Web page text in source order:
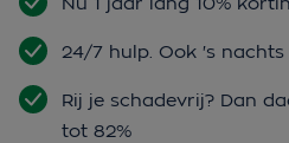
24/7 hulp. Ook 's
Rij je schadevrij? Dan
tot 82%